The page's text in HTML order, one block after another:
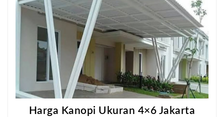
Harga Kanopi Ukuran 4×6 Jakarta